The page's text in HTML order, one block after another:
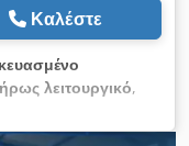
Καλέστε
λειτουργικό,
και στεγνωτήριο
είναι